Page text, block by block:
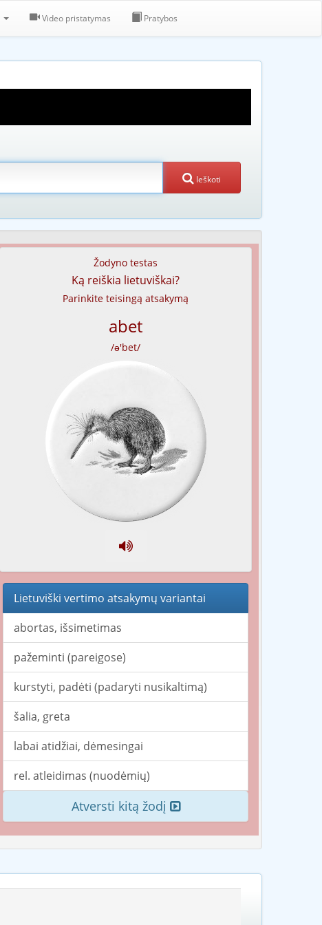
Video pristatymas Pratybos
Ieškoti
Žodyno testas
Ką reiškia lietuviškai?
Parinkite teisingą atsakymą
abet
/ə'bet/
Lietuviški vertimo atsakymų variantai
abortas, išsimetimas
pažeminti (pareigose)
kurstyti, padėti (padaryti nusikaltimą)
šalia, greta
labai atidžiai, dėmesingai
rel. atleidimas (nuodėmių)
Atversti kitą žodį